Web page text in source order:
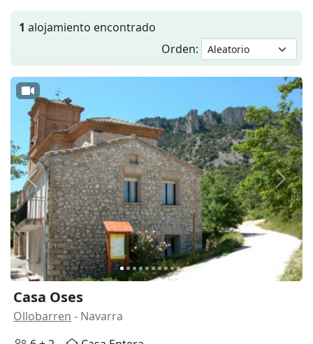
1 alojamiento encontrado
Orden:
Anterior
Casa Oses
Ollobarren - Navarra